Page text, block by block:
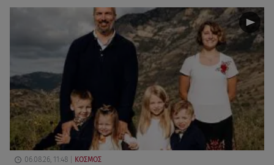
06.08.26, 11:48 ΚΟΣΜΟΣ